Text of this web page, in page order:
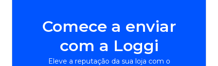
Comece a enviar
com a Loggi
Eleve a reputação da sua loja com o